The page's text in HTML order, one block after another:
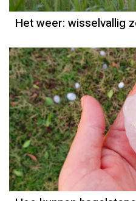
Het weer: wisselvallig